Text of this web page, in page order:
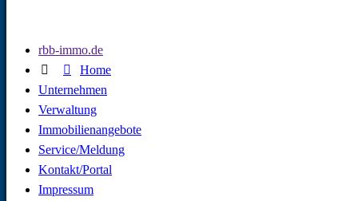
rbb-immo.de
Home
Unternehmen
Verwaltung
Immobilienangebote
Service/Meldung
Kontakt/Portal
Impressum